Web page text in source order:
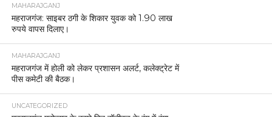
MAHARAJGANJ
महराजगंज: साइबर ठगी के शिकार युवक को 1.90 लाख
रुपये वापस दिलाए।
MAHARAJGANJ
महराजगंज में होली को लेकर प्रशासन अलर्ट, कलेक्ट्रेट में
पीस कमेटी की बैठक।
UNCATEGORIZED